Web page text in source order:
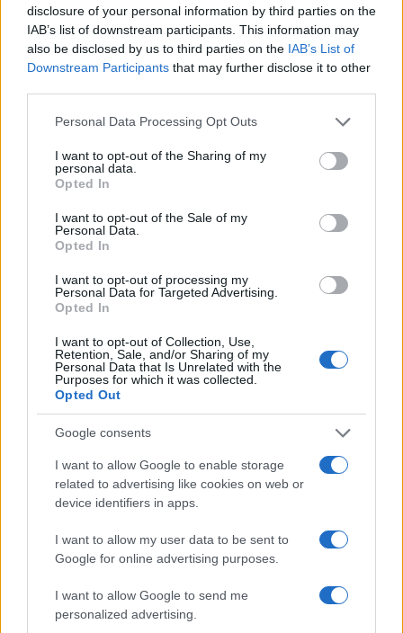
disclosure of your personal information by third parties on the
IAB’s list of downstream participants. This information may
also be disclosed by us to third parties on the IAB’s List of
Downstream Participants that may further disclose it to other
Please note that this website/app uses one or more Google
not limited to your visit or usage behaviour. You may click to
grant or deny consent to Google and its third-party tags to
use your data for below specified purposes in below Google
consent section.
Personal Data Processing Opt Outs
I want to opt-out of the Sharing of my
personal data.
Opted In
I want to opt-out of the Sale of my
Personal Data.
Opted In
I want to opt-out of processing my
Personal Data for Targeted Advertising.
Opted In
I want to opt-out of Collection, Use,
Retention, Sale, and/or Sharing of my
Personal Data that Is Unrelated with the
Purposes for which it was collected.
Opted Out
Google consents
I want to allow Google to enable storage
related to advertising like cookies on web or
device identifiers in apps.
I want to allow my user data to be sent to
Google for online advertising purposes.
I want to allow Google to send me
personalized advertising.
Continua a leggere
Arrestati cinque agenti della polizia locale di Milano: le
Alessandro Tassinari · 7 Ago 2026